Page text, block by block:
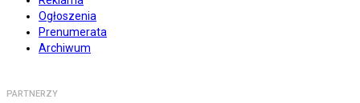
Ogłoszenia
Prenumerata
Archiwum
PARTNERZY